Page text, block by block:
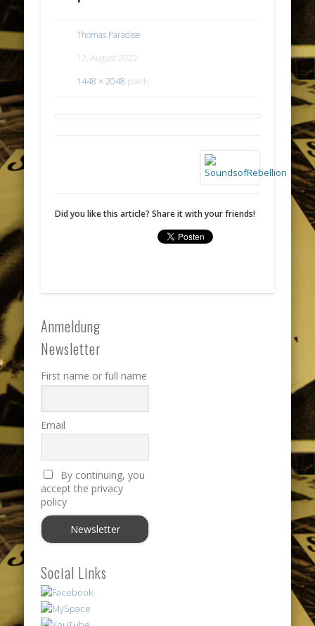
Thomas Paradise
12. August 2022
1448 × 2048 pixels
Did you like this article? Share it with your friends!
Anmeldung
Newsletter
First name or full name
Email
By continuing, you
accept the privacy
policy
Social Links